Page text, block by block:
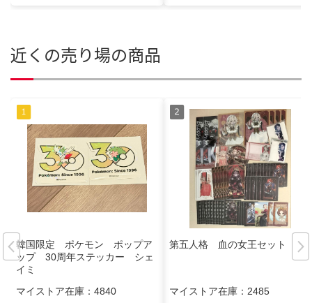
近くの売り場の商品
韓国限定 ポケモン ポップア
ップ 30周年ステッカー シェ
イミ
マイストア在庫： 4840
第五人格 血の女王セット
マイストア在庫： 2485